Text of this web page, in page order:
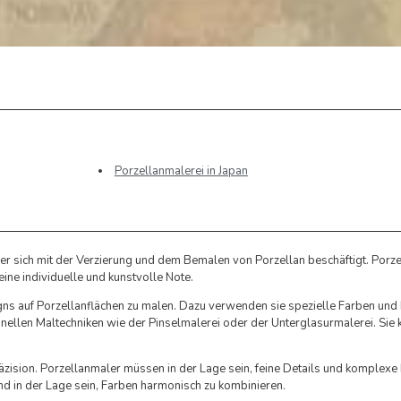
Porzellanmalerei in Japan
sich mit der Verzierung und dem Bemalen von Porzellan beschäftigt.
individuelle und kunstvolle Note.
auf Porzellanflächen zu malen. Dazu verwenden sie spezielle Farben und
Maltechniken wie der Pinselmalerei oder der Unterglasurmalerei. Sie
Porzellanmaler müssen in der Lage sein, feine Details und komplexe
in der Lage sein, Farben harmonisch zu kombinieren.